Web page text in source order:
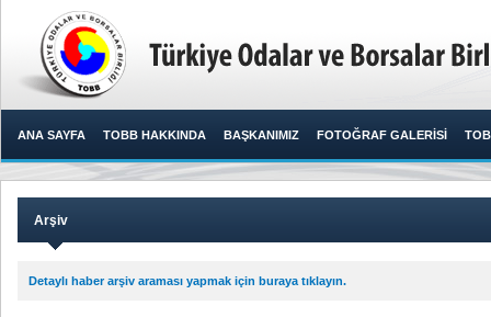
ANA SAYFA TOBB HAKKINDA BAŞKANIMIZ FOTOĞRAF GALERİSİ
Arşiv
Detaylı haber arşiv araması yapmak için buraya tıklayın.